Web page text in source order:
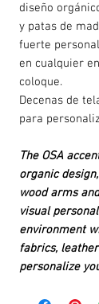
diseño
y patas de
fuerte
en cualquier
coloque.
Decenas de
para
The OSA
organic
wood arms
visual
environment
fabrics,
personalize